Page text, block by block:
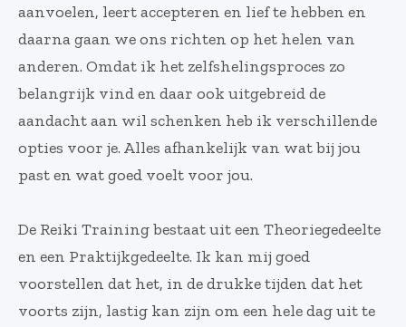
aanvoelen, leert accepteren en lief te hebben en
daarna gaan we ons richten op het helen van
anderen. Omdat ik het zelfshelingsproces zo
belangrijk vind en daar ook uitgebreid de
aandacht aan wil schenken heb ik verschillende
opties voor je. Alles afhankelijk van wat bij jou
past en wat goed voelt voor jou.
De Reiki Training bestaat uit een Theoriegedeelte
en een Praktijkgedeelte. Ik kan mij goed
voorstellen dat het, in de drukke tijden dat het
voorts zijn, lastig kan zijn om een hele dag uit te